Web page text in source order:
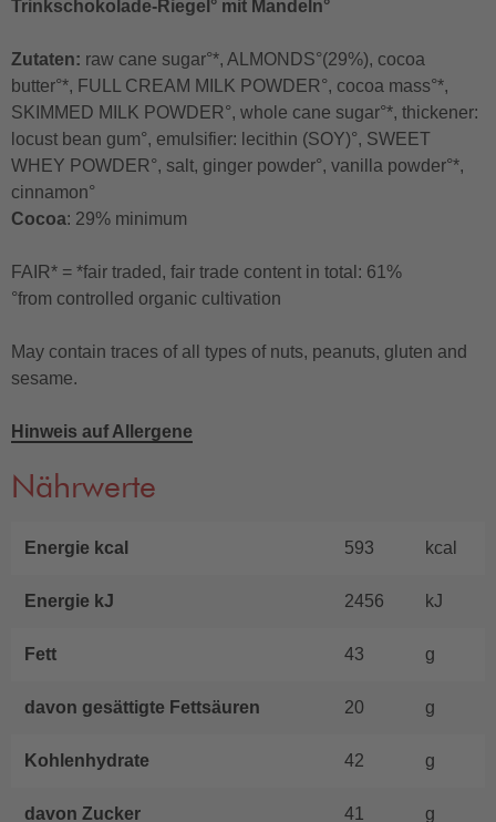
Trinkschokolade-Riegel° mit Mandeln°
Zutaten: raw cane sugar°*, ALMONDS°(29%), cocoa
butter°*, FULL CREAM MILK POWDER°, cocoa mass°*,
SKIMMED MILK POWDER°, whole cane sugar°*, thickener:
locust bean gum°, emulsifier: lecithin (SOY)°, SWEET
WHEY POWDER°, salt, ginger powder°, vanilla powder°*,
cinnamon°
Cocoa: 29% minimum
FAIR* = *fair traded, fair trade content in total: 61%
°from controlled organic cultivation
May contain traces of all types of nuts, peanuts, gluten and
sesame.
Hinweis auf Allergene
Nährwerte
Energie kcal 593 kcal
Energie kJ 2456 kJ
Fett 43 g
davon gesättigte Fettsäuren 20 g
Kohlenhydrate 42 g
davon Zucker 41 g